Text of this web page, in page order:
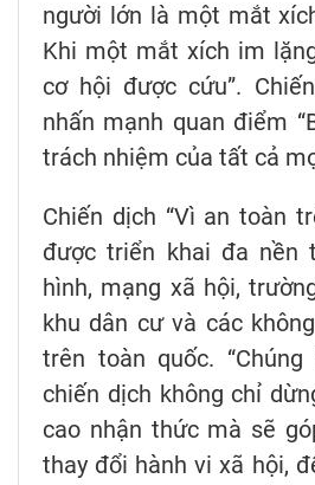
người lớn là một mắt
Khi một mắt xích im
cơ hội được cứu”.
nhấn mạnh quan điểm
trách nhiệm của tất cả
Chiến dịch “Vì an toàn
được triển khai đa nền
hình, mạng xã hội,
khu dân cư và các
trên toàn quốc.
chiến dịch không chỉ
cao nhận thức mà sẽ
thay đổi hành vi xã hội,